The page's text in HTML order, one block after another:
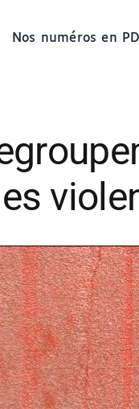
Nos numéros en